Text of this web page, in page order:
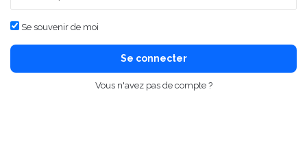
Se souvenir de moi
Se connecter
Vous n'avez pas de compte ?